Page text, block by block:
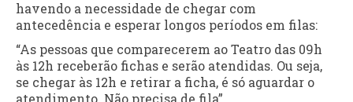
havendo a necessidade de chegar com
antecedência e esperar longos períodos em filas:
“As pessoas que comparecerem ao Teatro das 09h
às 12h receberão fichas e serão atendidas. Ou seja,
se chegar às 12h e retirar a ficha, é só aguardar o
atendimento. Não precisa de fila”.